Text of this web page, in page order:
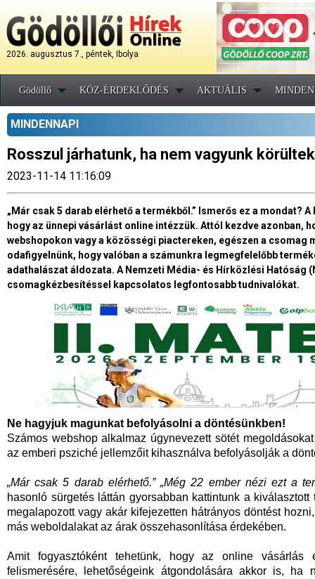
2026. augusztus 7., péntek, Ibolya
Gödöllő KÖZ-ÉRDEKLŐDÉS AKTUÁLIS
MINDENNAPI
Rosszul járhatunk, ha nem vagyunk
2023-11-14 11:16:09
„Már csak 5 darab elérhető a termékből.” Ismerős ez a mondat?
hogy az ünnepi vásárlást online intézzük. Attól kezdve azonban,
webshopokon vagy a közösségi piactereken, egészen a
odafigyelnünk, hogy valóban a számunkra legmegfelelőbb
adathalászat áldozata. A Nemzeti Média- és Hírközlési Hatóság
csomagkézbesítéssel kapcsolatos legfontosabb tudnivalókat.
Ne hagyjuk magunkat befolyásolni a döntésünkben!
Számos webshop alkalmaz úgynevezett sötét
az emberi psziché jellemzőit kihasználva befolyásolják a
„Már csak 5 darab elérhető.” „Még 22 ember nézi ezt a
hasonló sürgetés láttán gyorsabban kattintunk a
megalapozott vagy akár kifejezetten hátrányos döntést
más weboldalakat az árak összehasonlítása érdekében.
Amit fogyasztóként tehetünk, hogy az online
felismerésére, lehetőségeink átgondolására akkor is, ha